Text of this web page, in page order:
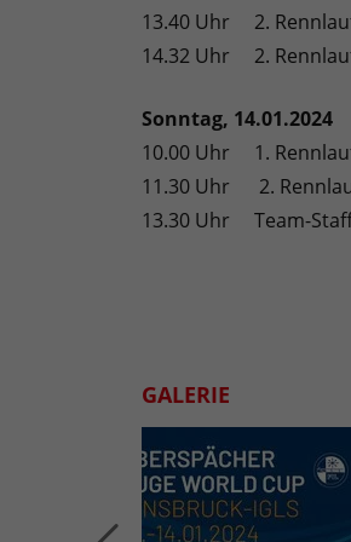
13.40 Uhr 2.
14.32 Uhr 2.
Sonntag, 14.01.2024
10.00 Uhr 1.
11.30 Uhr 2.
13.30 Uhr Team-
GALERIE